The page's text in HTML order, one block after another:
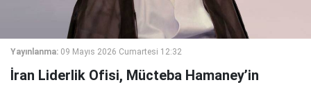
Yayınlanma: 09 Mayıs 2026 Cumartesi 12:32
İran Liderlik Ofisi, Mücteba Hamaney’in